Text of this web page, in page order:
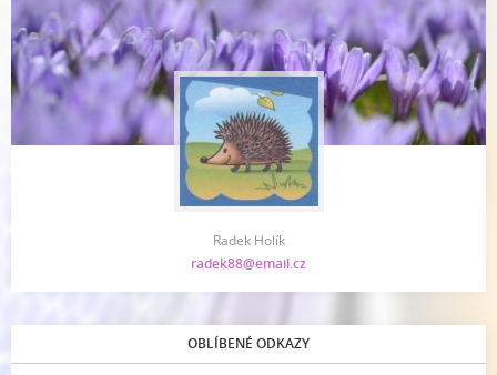
Radek Holík
radek88@email.cz
OBLÍBENÉ ODKAZY